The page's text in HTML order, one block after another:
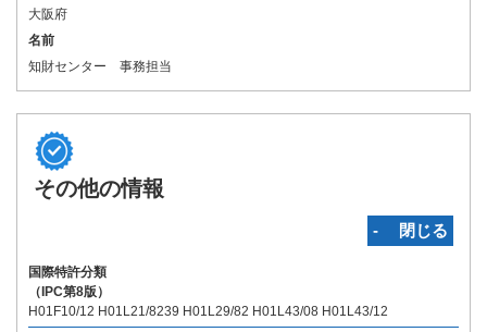
大阪府
名前
知財センター 事務担当
その他の情報
‐ 閉じる
国際特許分類
（IPC第8版）
H01F10/12 H01L21/8239 H01L29/82 H01L43/08 H01L43/12